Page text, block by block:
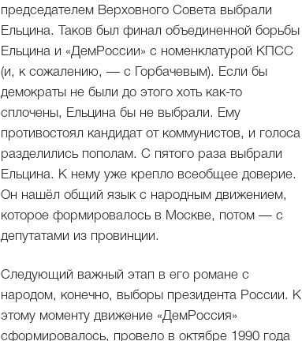
председателем Верховного Совета выбрали
Ельцина. Таков был финал объединенной борьбы
Ельцина и «ДемРоссии» с номенклатурой КПСС
(и, к сожалению, — с Горбачевым). Если бы
демократы не были до этого хоть как-то
сплочены, Ельцина бы не выбрали. Ему
противостоял кандидат от коммунистов, и голоса
разделились пополам. С пятого раза выбрали
Ельцина. К нему уже крепло всеобщее доверие.
Он нашёл общий язык с народным движением,
которое формировалось в Москве, потом — с
депутатами из провинции.
Следующий важный этап в его романе с
народом, конечно, выборы президента России. К
этому моменту движение «ДемРоссия»
сформировалось, провело в октябре 1990 года